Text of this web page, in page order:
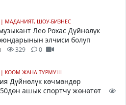
| МАДАНИЯТ, ШОУ-БИЗНЕС
Лео Рохас Дүйнөлүк
элчиси болуп
329 0
| КООМ ЖАНА ТУРМУШ
Дүйнөлүк көчмөндөр
ашык спортчу жөнөтөт